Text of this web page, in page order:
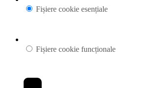
Fișiere cookie esențiale
Fișiere cookie funcționale